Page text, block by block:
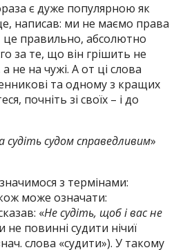
є дуже популярною як
написав: ми не маємо права
це правильно, абсолютно
за те, що він грішить не
не на чужі. А от ці слова
та одному з кращих
почніть зі своїх – і до
судіть судом справедливим»
з термінами:
може означати:
«Не судіть, щоб і вас не
повинні судити нічиї
слова «судити»). У такому